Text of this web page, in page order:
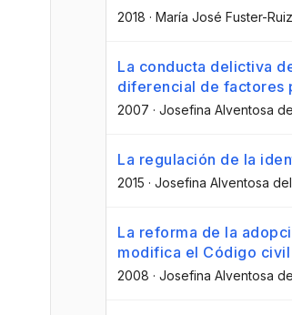
2018 · María José Fuster-
La conducta delictiva
diferencial de factores
2007 · Josefina Alventosa
La regulación de la
2015 · Josefina Alventosa
La reforma de la
modifica el Código
2008 · Josefina Alventosa